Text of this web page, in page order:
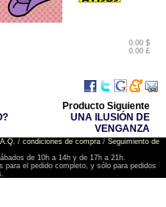
0.00 $
0.00 £
Producto Siguiente
UNA ILUSIÓN DE
VENGANZA
/ condiciones de compra/ Seguimiento de
de 10h a 14h y de 17h a 21h.
el pedido completo, y sólo para pedidos